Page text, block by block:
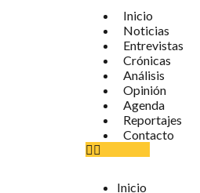
Inicio
Noticias
Entrevistas
Crónicas
Análisis
Opinión
Agenda
Reportajes
Contacto
Inicio